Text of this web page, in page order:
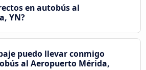
en autobús al
YN?
puedo llevar conmigo
al Aeropuerto Mérida,